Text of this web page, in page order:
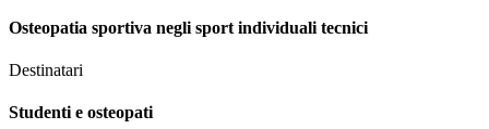
Osteopatia sportiva negli sport individuali tecnici
Destinatari
Studenti e osteopati